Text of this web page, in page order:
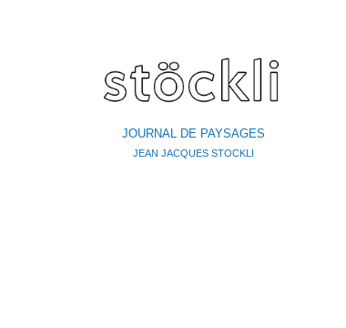
JOURNAL DE PAYSAGES
JEAN JACQUES STOCKLI